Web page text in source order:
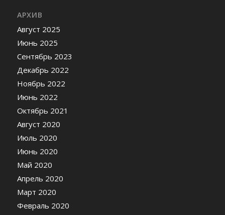
АРХИВ
Август 2025
Июнь 2025
Сентябрь 2023
Декабрь 2022
Ноябрь 2022
Июнь 2022
Октябрь 2021
Август 2020
Июль 2020
Июнь 2020
Май 2020
Апрель 2020
Март 2020
Февраль 2020